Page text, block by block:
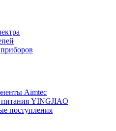
Aimtec
YINGJIAO
поступления